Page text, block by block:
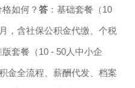
如何？ 答 ：基础套餐（10
，含社保公积金代缴、个税
套餐（10 - 50人中小企
金全流程、薪酬代发、档案